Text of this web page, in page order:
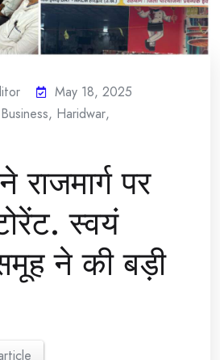
May 18, 2025
Business, Haridwar,
पर
स्वयं
ने की बड़ी